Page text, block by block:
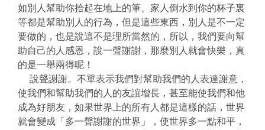
如別人幫助你拾起在地上的筆、家人倒水到你的杯子裏
等都是幫助別人的行為，但是這些東西，別人是不一定
要做的，也是說這不是理所當然的，所以，我們要向幫
助自己的人感恩，說一聲謝謝，那麼別人就會快樂，真
的是一舉兩得呢！
說聲謝謝。不單表示我們對幫助我們的人表達謝意，
使我們和幫助我們的人的友誼增長，甚至能使我們和他
成為好朋友，如果世界上的所有人都是這樣的話，世界
就會變成「多一聲謝謝的世界」，使世界多一點和平，